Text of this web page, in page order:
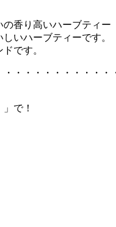
香り高いハーブティー
いハーブティーです。
です。
・・・・・・・・・・
で！